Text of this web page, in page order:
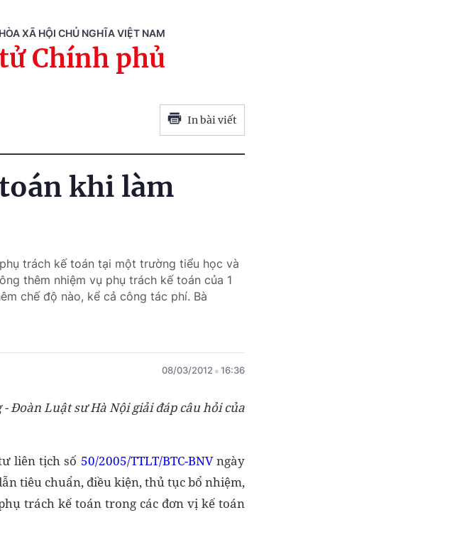
XÃ HỘI CHỦ NGHĨA VIỆT NAM
Chính phủ
In bài viết
khi làm
trách kế toán tại một trường tiểu học và
thêm nhiệm vụ phụ trách kế toán của 1
chế độ nào, kể cả công tác phí. Bà
08/03/2012 16:36
Đoàn Luật sư Hà Nội giải đáp câu hỏi của
liên tịch số 50/2005/TTLT/BTC-BNVngày
tiêu chuẩn, điều kiện, thủ tục bổ nhiệm,
trách kế toán trong các đơn vị kế toán